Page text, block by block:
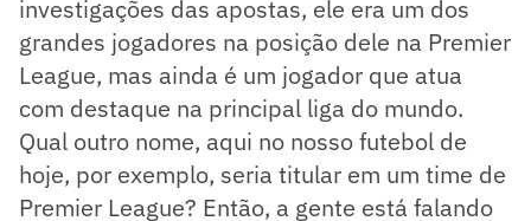
investigações das apostas, ele era um dos
grandes jogadores na posição dele na Premier
League, mas ainda é um jogador que atua
com destaque na principal liga do mundo.
Qual outro nome, aqui no nosso futebol de
hoje, por exemplo, seria titular em um time de
Premier League? Então, a gente está falando